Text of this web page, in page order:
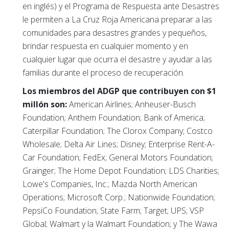
en inglés) y el Programa de Respuesta ante Desastres
le permiten a La Cruz Roja Americana preparar a las
comunidades para desastres grandes y pequeños,
brindar respuesta en cualquier momento y en
cualquier lugar que ocurra el desastre y ayudar a las
familias durante el proceso de recuperación.
Los miembros del ADGP que contribuyen con $1
millón son:American Airlines; Anheuser-Busch
Foundation; Anthem Foundation; Bank of America;
Caterpillar Foundation; The Clorox Company; Costco
Wholesale; Delta Air Lines; Disney; Enterprise Rent-A-
Car Foundation; FedEx; General Motors Foundation;
Grainger; The Home Depot Foundation; LDS Charities;
Lowe's Companies, Inc.; Mazda North American
Operations; Microsoft Corp.; Nationwide Foundation;
PepsiCo Foundation; State Farm; Target; UPS; VSP
Global; Walmart y la Walmart Foundation; y The Wawa